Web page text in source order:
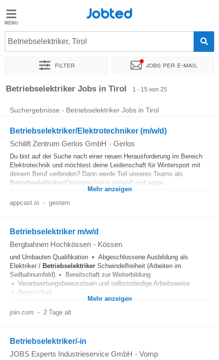
Jobted
Jobs
Jobted
Betriebselektriker, Tirol
Filter Jobs per e-mail
Sortieren nach Unternehmen Personaldienstleister
Betriebselektriker Jobs in Tirol 1 - 15 von 25
Suchergebnisse - Betriebselektriker Jobs in Tirol
Betriebselektriker/Elektrotechniker (m/w/d)
Schilift Zentrum Gerlos GmbH - Gerlos
Du bist auf der Suche nach einer neuen Herausforderung im Bereich
Elektrotechnik und möchtest deine Leidenschaft für Wintersport mit
deinem Beruf verbinden? Dann werde Teil unseres Teams als
Betriebselektriker/Elektrotechniker (m/w/d) und sorge...
Mehr anzeigen
appcast.io - gestern
Betriebselektriker m/w/d
Bergbahnen Hochkössen - Kössen
und Umbauten Qualifikation • Abgeschlossene Ausbildung als
Elektriker / Betriebselektriker Schwindelfreiheit (Arbeiten im
Seilbahnumfeld) • Bereitschaft zur Weiterbildung
• Verantwortungsbewusstsein und selbstständige Arbeitsweise
• Bereitschaft...
Mehr anzeigen
join.com - 2 Tage alt
Betriebselektriker/-in
JOBS Experts Industrieservice GmbH - Vomp